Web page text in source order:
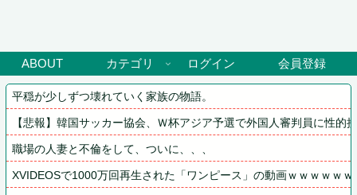
ABOUT カテゴリ ログイン 会員登録
平穏が少しずつ壊れていく家族の物語。
【悲報】韓国サッカー協会、Ｗ杯アジア予選で外国人審判員に性
職場の人妻と不倫をして、ついに、、、
XVIDEOSで1000万回再生された「ワンピース」の動画ｗｗｗｗｗｗ